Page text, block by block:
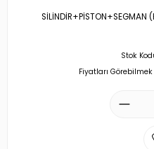
Stok
Fiyatları Görebilmek